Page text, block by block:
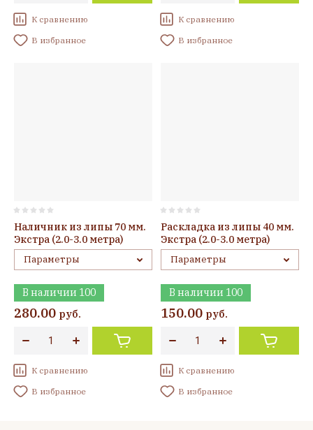
К сравнению
В избранное
К сравнению
В избранное
Наличник из липы 70 мм.
Экстра (2.0-3.0 метра)
Параметры
В наличии 100
280.00 руб.
К сравнению
В избранное
Раскладка из липы 40 мм.
Экстра (2.0-3.0 метра)
Параметры
В наличии 100
150.00 руб.
К сравнению
В избранное